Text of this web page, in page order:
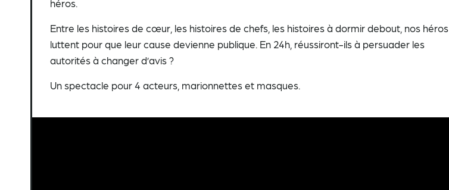
héros.
Entre les histoires de cœur, les histoires de chefs, les histoires à dormir debout, nos héros
luttent pour que leur cause devienne publique. En 24h, réussiront-ils à persuader les
autorités à changer d’avis ?
Un spectacle pour 4 acteurs, marionnettes et masques.